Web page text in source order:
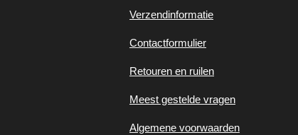
Verzendinformatie
Contactformulier
Retouren en ruilen
Meest gestelde vragen
Algemene voorwaarden